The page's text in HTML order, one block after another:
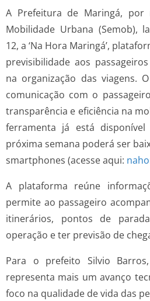
A Prefeitura de Maringá, por
Mobilidade Urbana (Semob),
12, a ‘Na Hora Maringá’,
previsibilidade aos
na organização das viagens.
comunicação com o
transparência e eficiência na
ferramenta já está
próxima semana poderá ser
smartphones (acesse aqui:
A plataforma reúne
permite ao passageiro
itinerários, pontos de
operação e ter previsão de
Para o prefeito Silvio
representa mais um avanço
foco na qualidade de vida das